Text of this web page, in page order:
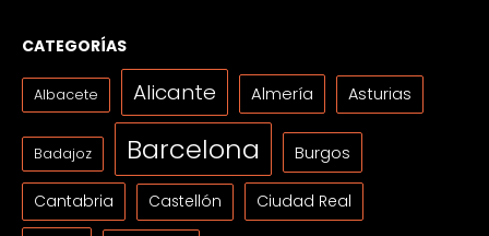
CATEGORÍAS
Albacete Alicante Almería Asturias
Badajoz Barcelona Burgos
Cantabria Castellón Ciudad Real